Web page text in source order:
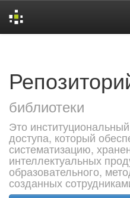
библиотеки
Это
доступа, который
систематизацию,
интеллектуальных
образовательного,
созданных